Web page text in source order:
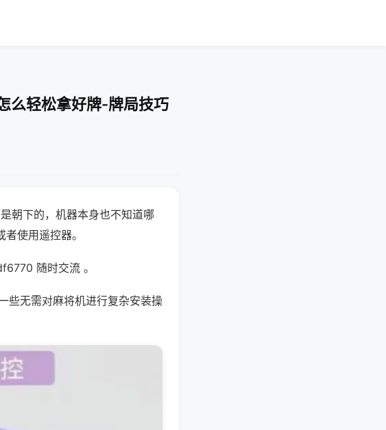
么轻松拿好牌-牌局技巧
朝下的，机器本身也不知道哪
使用遥控器。
随时交流 。
些无需对麻将机进行复杂安装操